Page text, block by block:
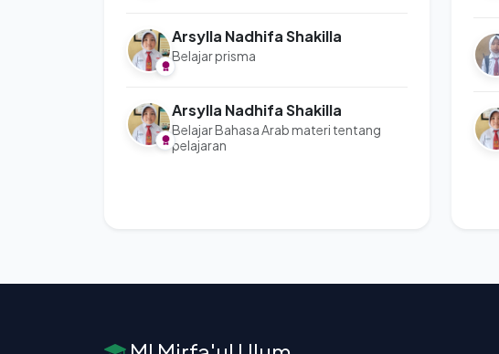
Arsylla Nadhifa Shakilla
Belajar prisma
Arsylla Nadhifa Shakilla
Belajar Bahasa Arab materi tentang
pelajaran